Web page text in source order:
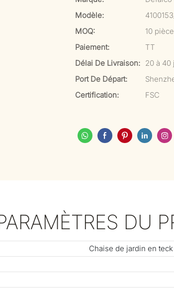
Modèle:
MOQ:
10
Paiement:
TT
Délai De Livraison: 20 à 40
Port De Départ:
Certification:
FSC
DU
Chaise de jardin en